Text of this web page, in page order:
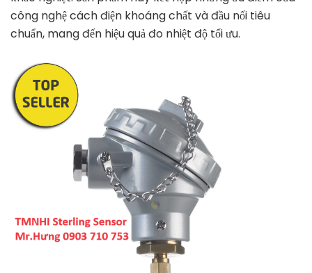
công nghệ cách điện khoáng chất và đầu nối tiêu
chuẩn, mang đến hiệu quả đo nhiệt độ tối ưu.